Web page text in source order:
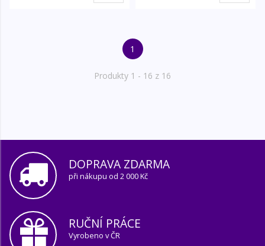
1
Produkty 1 - 16 z 16
DOPRAVA ZDARMA
při nákupu od 2 000 Kč
RUČNÍ PRÁCE
Vyrobeno v ČR